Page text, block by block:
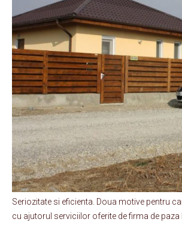
Seriozitate si eficienta. Doua motive pentru
cu ajutorul serviciilor oferite de firma de paza